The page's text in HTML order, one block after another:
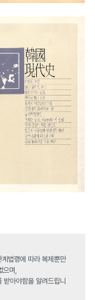
법령에 따라 복제뿐만
며,
아야함을 알려드립니